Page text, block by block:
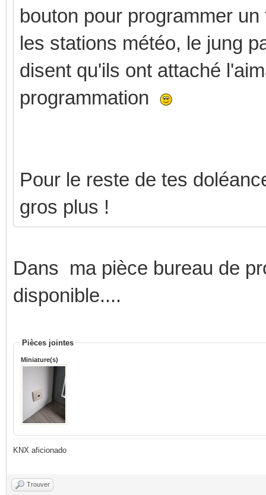
bouton pour programmer
les stations météo, le jung
disent qu'ils ont attaché
programmation
Pour le reste de tes
gros plus !
Dans ma pièce bureau de
disponible....
Pièces jointes
Miniature(s)
KNX aficionado
Trouver